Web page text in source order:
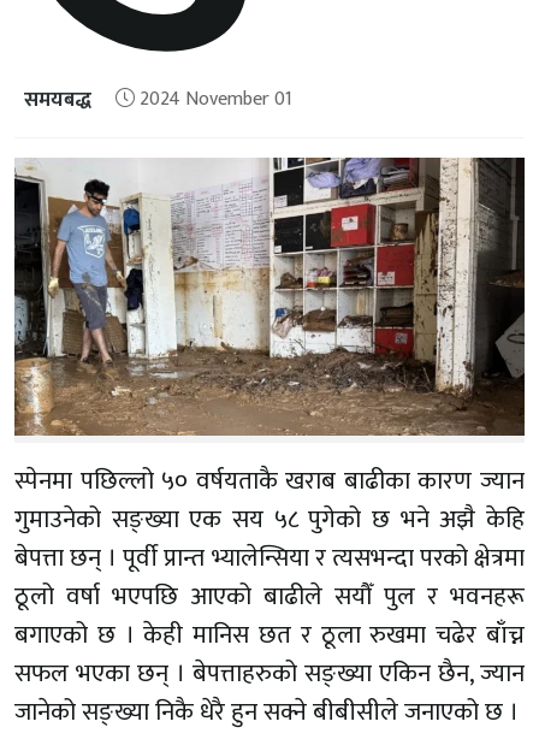
समयबद्ध 2024 November 01
स्पेनमा पछिल्लो ५० वर्षयताकै खराब बाढीका कारण ज्यान
गुमाउनेको सङ्ख्या एक सय ५८ पुगेको छ भने अझै केहि
बेपत्ता छन् । पूर्वी प्रान्त भ्यालेन्सिया र त्यसभन्दा परको क्षेत्रमा
ठूलो वर्षा भएपछि आएको बाढीले सयौँ पुल र भवनहरू
बगाएको छ । केही मानिस छत र ठूला रुखमा चढेर बाँच्न
सफल भएका छन् । बेपत्ताहरुको सङ्ख्या एकिन छैन, ज्यान
जानेको सङ्ख्या निकै धेरै हुन सक्ने बीबीसीले जनाएको छ ।